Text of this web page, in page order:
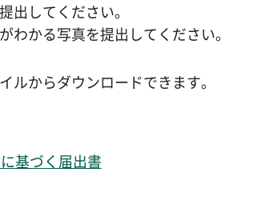
出してください。
かる写真を提出してください。
からダウンロードできます。
基づく届出書